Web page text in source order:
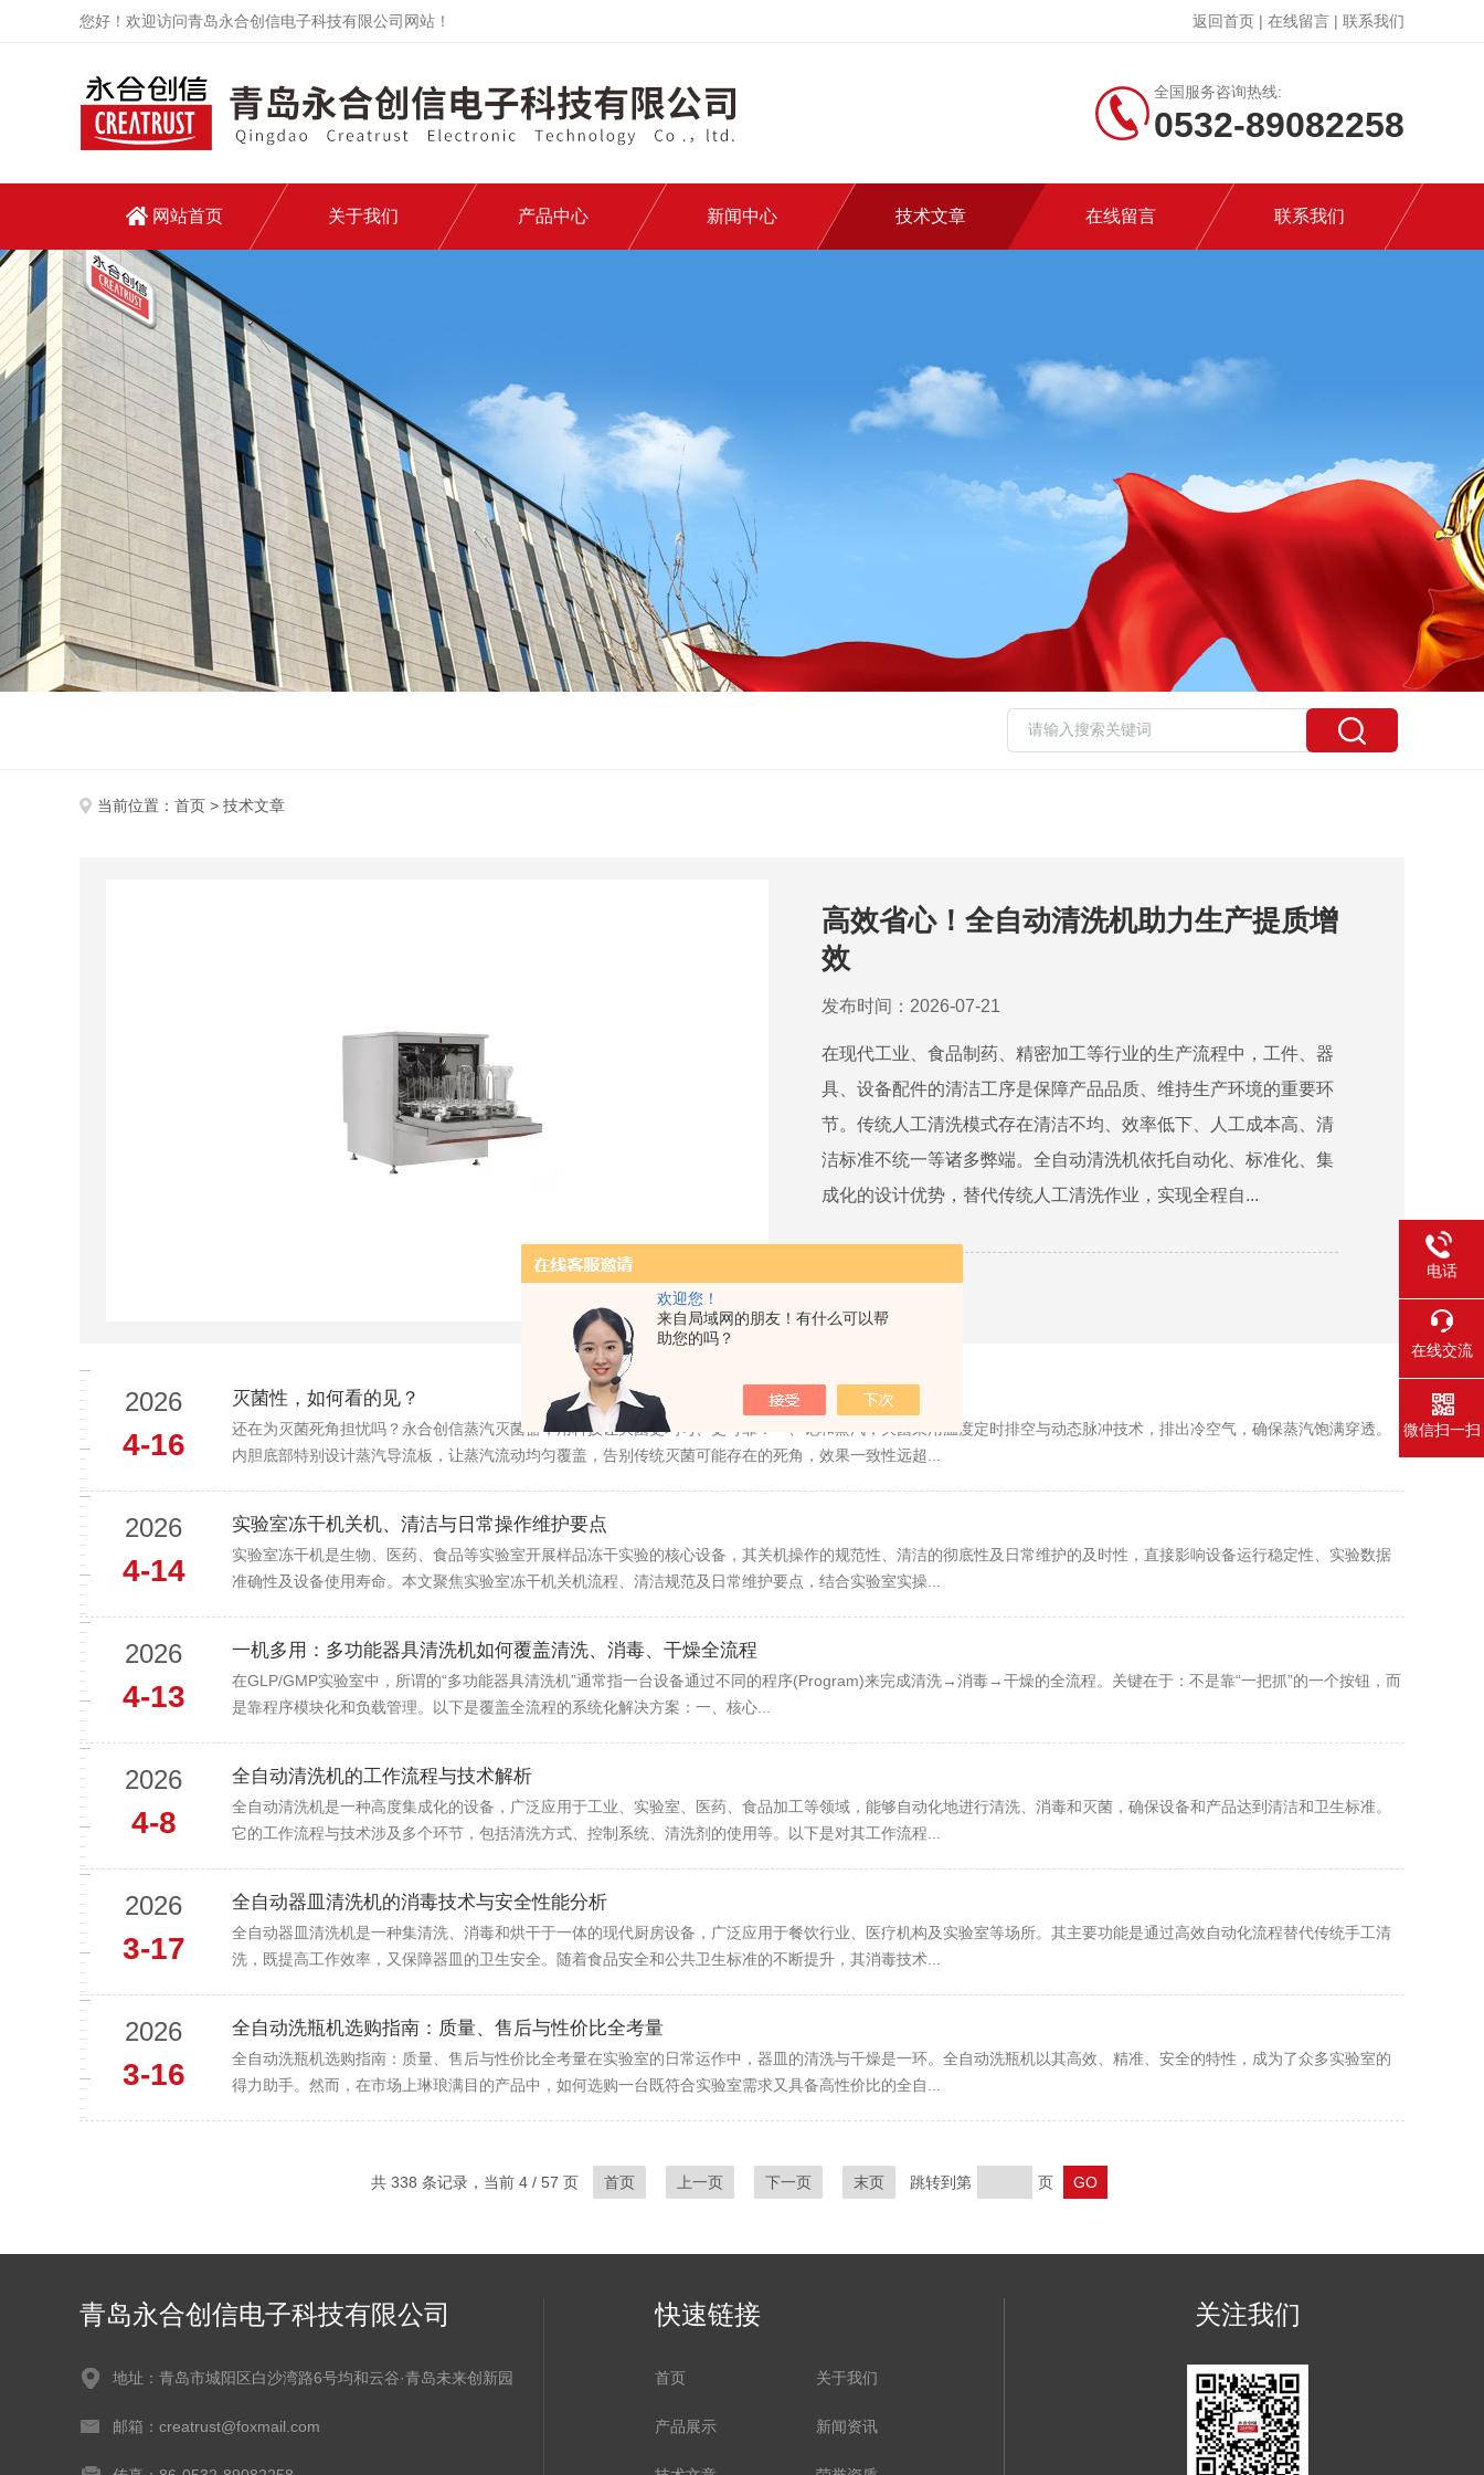
欢迎您！
来自局域网的朋友！有什么可以帮
助您的吗？
您好！欢迎访问青岛永合创信电子科技有限公司网站！ 返回首页 | 在线留言 | 联系我们
全国服务咨询热线:
0532-89082258
网站首页 关于我们 产品中心 新闻中心 技术文章 在线留言 联系我们
当前位置： 首页 > 技术文章
高效省心！全自动清洗机助力生产提质增
效
发布时间：2026-07-21
在现代工业、食品制药、精密加工等行业的生产流程中，工件、器
具、设备配件的清洁工序是保障产品品质、维持生产环境的重要环
节。传统人工清洗模式存在清洁不均、效率低下、人工成本高、清
洁标准不统一等诸多弊端。全自动清洗机依托自动化、标准化、集
成化的设计优势，替代传统人工清洗作业，实现全程自...
2026
4-16
灭菌性，如何看的见？
还在为灭菌死角担忧吗？永合创信蒸汽灭菌器，用科技让灭菌更均匀、更可靠！一、饱和蒸汽，灭菌采用温度定时排空与动态脉冲技术，排出冷空气，确保蒸汽饱满穿透。
内胆底部特别设计蒸汽导流板，让蒸汽流动均匀覆盖，告别传统灭菌可能存在的死角，效果一致性远超...
2026
4-14
实验室冻干机关机、清洁与日常操作维护要点
实验室冻干机是生物、医药、食品等实验室开展样品冻干实验的核心设备，其关机操作的规范性、清洁的彻底性及日常维护的及时性，直接影响设备运行稳定性、实验数据
准确性及设备使用寿命。本文聚焦实验室冻干机关机流程、清洁规范及日常维护要点，结合实验室实操...
2026
4-13
一机多用：多功能器具清洗机如何覆盖清洗、消毒、干燥全流程
在GLP/GMP实验室中，所谓的“多功能器具清洗机”通常指一台设备通过不同的程序(Program)来完成清洗→消毒→干燥​的全流程。关键在于：不是靠“一把抓”的一个按钮，而
是靠程序模块化和负载管理。以下是覆盖全流程的系统化解决方案：一、核心...
2026
4-8
全自动清洗机的工作流程与技术解析
全自动清洗机是一种高度集成化的设备，广泛应用于工业、实验室、医药、食品加工等领域，能够自动化地进行清洗、消毒和灭菌，确保设备和产品达到清洁和卫生标准。
它的工作流程与技术涉及多个环节，包括清洗方式、控制系统、清洗剂的使用等。以下是对其工作流程...
2026
3-17
全自动器皿清洗机的消毒技术与安全性能分析
全自动器皿清洗机是一种集清洗、消毒和烘干于一体的现代厨房设备，广泛应用于餐饮行业、医疗机构及实验室等场所。其主要功能是通过高效自动化流程替代传统手工清
洗，既提高工作效率，又保障器皿的卫生安全。随着食品安全和公共卫生标准的不断提升，其消毒技术...
2026
3-16
全自动洗瓶机选购指南：质量、售后与性价比全考量
全自动洗瓶机选购指南：质量、售后与性价比全考量在实验室的日常运作中，器皿的清洗与干燥是一环。全自动洗瓶机以其高效、精准、安全的特性，成为了众多实验室的
得力助手。然而，在市场上琳琅满目的产品中，如何选购一台既符合实验室需求又具备高性价比的全自...
共 338 条记录，当前 4 / 57 页 首页 上一页 下一页 末页 跳转到第 页
青岛永合创信电子科技有限公司
地址：青岛市城阳区白沙湾路6号均和云谷·青岛未来创新园
邮箱：creatrust@foxmail.com
快速链接
首页 关于我们
产品展示 新闻资讯
关注我们
电话
在线交流
微信扫一扫